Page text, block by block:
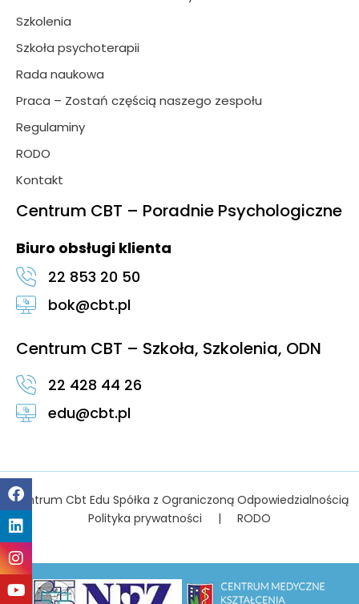
Szkolenia
Szkoła psychoterapii
Rada naukowa
Praca – Zostań częścią naszego zespołu
Regulaminy
RODO
Kontakt
Centrum CBT – Poradnie Psychologiczne
Biuro obsługi klienta
22 853 20 50
bok@cbt.pl
Centrum CBT – Szkoła, Szkolenia, ODN
22 428 44 26
edu@cbt.pl
Centrum Cbt Edu Spółka z Ograniczoną Odpowiedzialnością
Polityka prywatności | RODO